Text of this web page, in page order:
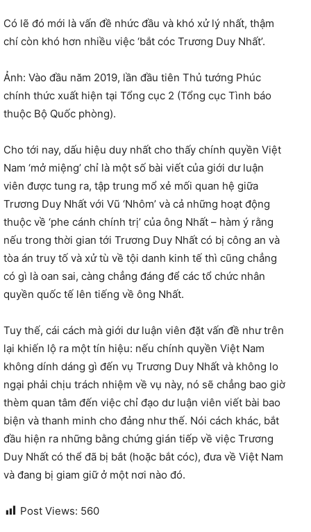
Có lẽ đó mới là vấn đề nhức đầu và khó xử lý nhất, thậm
chí còn khó hơn nhiều việc ‘bắt cóc Trương Duy Nhất’.
Ảnh: Vào đầu năm 2019, lần đầu tiên Thủ tướng Phúc
chính thức xuất hiện tại Tổng cục 2 (Tổng cục Tình báo
thuộc Bộ Quốc phòng).
Cho tới nay, dấu hiệu duy nhất cho thấy chính quyền Việt
Nam ‘mở miệng’ chỉ là một số bài viết của giới dư luận
viên được tung ra, tập trung mổ xẻ mối quan hệ giữa
Trương Duy Nhất với Vũ ‘Nhôm’ và cả những hoạt động
thuộc về ‘phe cánh chính trị’ của ông Nhất – hàm ý rằng
nếu trong thời gian tới Trương Duy Nhất có bị công an và
tòa án truy tố và xử tù về tội danh kinh tế thì cũng chẳng
có gì là oan sai, càng chẳng đáng để các tổ chức nhân
quyền quốc tế lên tiếng về ông Nhất.
Tuy thế, cái cách mà giới dư luận viên đặt vấn đề như trên
lại khiến lộ ra một tín hiệu: nếu chính quyền Việt Nam
không dính dáng gì đến vụ Trương Duy Nhất và không lo
ngại phải chịu trách nhiệm về vụ này, nó sẽ chẳng bao giờ
thèm quan tâm đến việc chỉ đạo dư luận viên viết bài bao
biện và thanh minh cho đảng như thế. Nói cách khác, bắt
đầu hiện ra những bằng chứng gián tiếp về việc Trương
Duy Nhất có thể đã bị bắt (hoặc bắt cóc), đưa về Việt Nam
và đang bị giam giữ ở một nơi nào đó.
Post Views: 560